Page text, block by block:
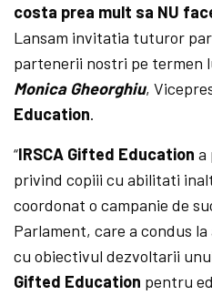
costa prea mult sa NU
Lansam invitatia tuturor
partenerii nostri pe termen
Monica Gheorghiu,
Education.
“IRSCA Gifted Education a
privind copiii cu abilitati
coordonat o campanie de
Parlament, care a condus
cu obiectivul dezvoltarii
Gifted Education pentru